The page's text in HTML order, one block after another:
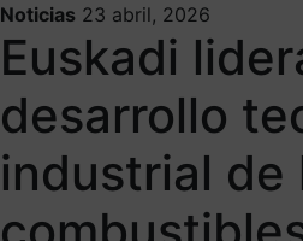
Noticias 23 abril, 2026
Euskadi
desarrollo
industrial de